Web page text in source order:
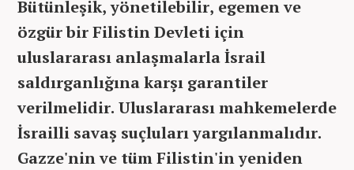
Bütünleşik, yönetilebilir, egemen ve
özgür bir Filistin Devleti için
uluslararası anlaşmalarla İsrail
saldırganlığına karşı garantiler
verilmelidir. Uluslararası mahkemelerde
İsrailli savaş suçluları yargılanmalıdır.
Gazze'nin ve tüm Filistin'in yeniden